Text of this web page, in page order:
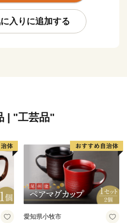
クラスであり、いちごやニラや
入りに追加する
| "工芸品"
愛知県小牧市